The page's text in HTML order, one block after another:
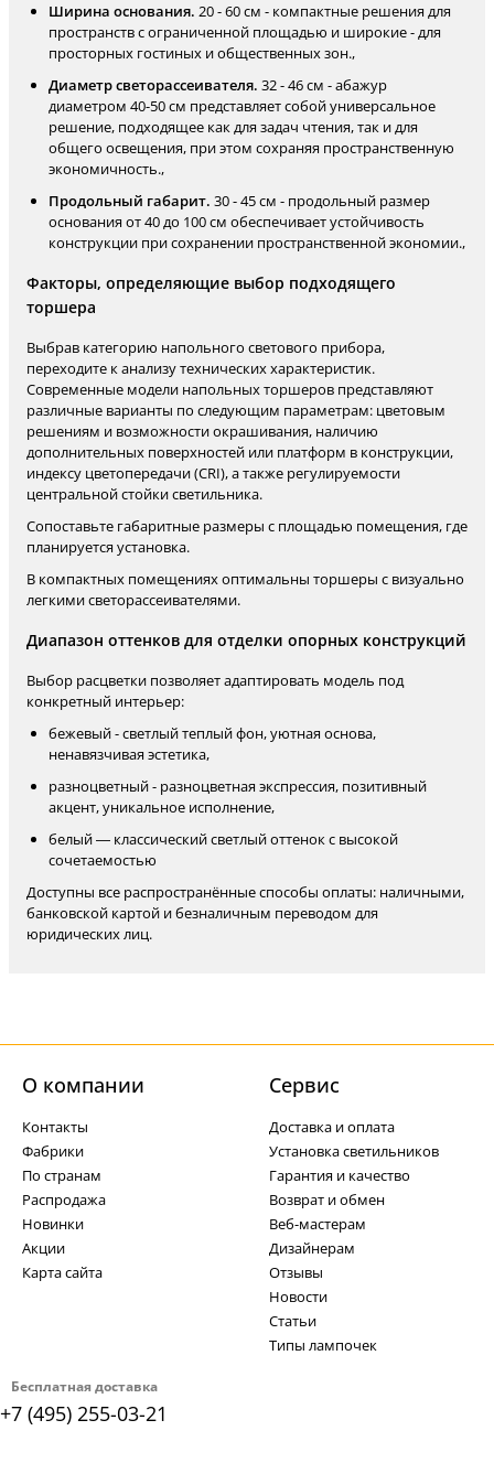
Ширина основания. 20 - 60 см - компактные решения для
пространств с ограниченной площадью и широкие - для
просторных гостиных и общественных зон.,
Диаметр светорассеивателя. 32 - 46 см - абажур
диаметром 40-50 см представляет собой универсальное
решение, подходящее как для задач чтения, так и для
общего освещения, при этом сохраняя пространственную
экономичность.,
Продольный габарит. 30 - 45 см - продольный размер
основания от 40 до 100 см обеспечивает устойчивость
конструкции при сохранении пространственной экономии.,
Факторы, определяющие выбор подходящего
торшера
Выбрав категорию напольного светового прибора,
переходите к анализу технических характеристик.
Современные модели напольных торшеров представляют
различные варианты по следующим параметрам: цветовым
решениям и возможности окрашивания, наличию
дополнительных поверхностей или платформ в конструкции,
индексу цветопередачи (CRI), а также регулируемости
центральной стойки светильника.
Сопоставьте габаритные размеры с площадью помещения, где
планируется установка.
В компактных помещениях оптимальны торшеры с визуально
легкими светорассеивателями.
Диапазон оттенков для отделки опорных конструкций
Выбор расцветки позволяет адаптировать модель под
конкретный интерьер:
бежевый - светлый теплый фон, уютная основа,
ненавязчивая эстетика,
разноцветный - разноцветная экспрессия, позитивный
акцент, уникальное исполнение,
белый — классический светлый оттенок с высокой
сочетаемостью
Доступны все распространённые способы оплаты: наличными,
банковской картой и безналичным переводом для
юридических лиц.
Бесплатная доставка
+7 (495) 255-03-21
О компании
Контакты
Фабрики
По странам
Распродажа
Новинки
Акции
Карта сайта
Cервис
Доставка и оплата
Установка светильников
Гарантия и качество
Возврат и обмен
Веб-мастерам
Дизайнерам
Отзывы
Новости
Статьи
Типы лампочек